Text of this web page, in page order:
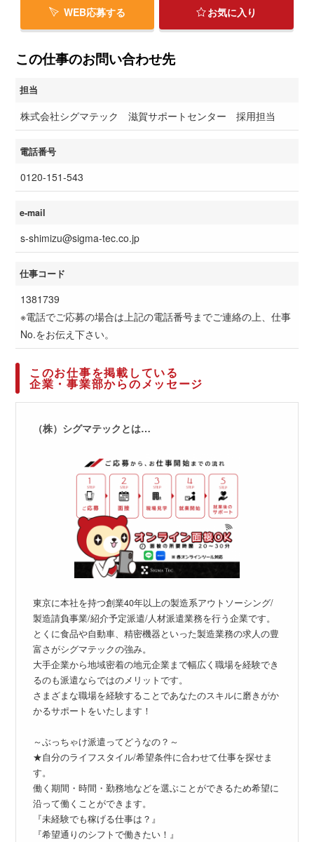
WEB応募する お気に入り
この仕事のお問い合わせ先
担当
株式会社シグマテック 滋賀サポートセンター 採用担当
電話番号
0120-151-543
e-mail
s-shimizu@sigma-tec.co.jp
仕事コード
1381739
※電話でご応募の場合は上記の電話番号までご連絡の上、仕事
No.をお伝え下さい。
このお仕事を掲載している
企業・事業部からのメッセージ
（株）シグマテックとは…
東京に本社を持つ創業40年以上の製造系アウトソーシング/
製造請負事業/紹介予定派遣/人材派遣業務を行う企業です。
とくに食品や自動車、精密機器といった製造業務の求人の豊
富さがシグマテックの強み。
大手企業から地域密着の地元企業まで幅広く職場を経験でき
るのも派遣ならではのメリットです。
さまざまな職場を経験することであなたのスキルに磨きがか
かるサポートをいたします！
～ぶっちゃけ派遣ってどうなの？～
★自分のライフスタイル/希望条件に合わせて仕事を探せま
す。
働く期間・時間・勤務地などを選ぶことができるため希望に
沿って働くことができます。
『未経験でも稼げる仕事は？』
『希望通りのシフトで働きたい！』